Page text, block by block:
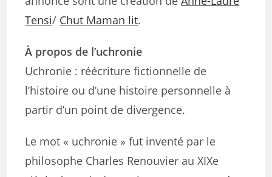
Tensi/ Chut Maman lit.
À propos de l’uchronie
Uchronie : réécriture fictionnelle de
l’histoire ou d’une histoire personnelle à
partir d’un point de divergence.
Le mot « uchronie » fut inventé par le
philosophe Charles Renouvier au XIXe